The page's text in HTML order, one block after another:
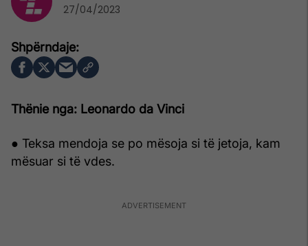
Thënie nga: Leonardo da Vinci
● Teksa mendoja se po mësoja si të jetoja, kam
mësuar si të vdes.
27/04/2023